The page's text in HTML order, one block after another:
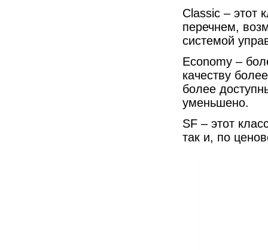
Classic – этот
перечнем,
системой
Economy –
качеству
более
уменьшено.
SF – этот
так и, по